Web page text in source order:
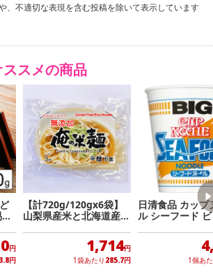
・離島地域またはクール便でのお届けが出
申込みいただけませんので、ご了承ください
受け取りいただけなかった場合、通常より
おりますので、お早目に配送業者へ再配達を
送となった場合は、配送元に返送となりま
ンセル返金とさせていただきます。
が出来ません。
、不適切な表現を含む投稿を除いて表示しています
ススメの商品
円
円
【計720g/120gx6袋】
山梨県産米と北海道産馬
鈴薯澱粉だけの平麺
1,714円
1袋あたり 285.7円
日清食品 カップ
ル シーフード
1個あ